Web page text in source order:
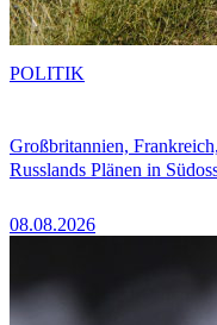
Großbritannien,
Russlands Plänen in
08.08.2026
POLITIK